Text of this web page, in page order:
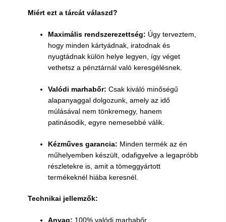
Miért ezt a tárcát válaszd?
Maximális rendszerezettség: Úgy terveztem,
hogy minden kártyádnak, iratodnak és
nyugtádnak külön helye legyen, így véget
vethetsz a pénztárnál való keresgélésnek.
Valódi marhabőr: Csak kiváló minőségű
alapanyaggal dolgozunk, amely az idő
múlásával nem tönkremegy, hanem
patinásodik, egyre nemesebbé válik.
Kézműves garancia: Minden termék az én
műhelyemben készült, odafigyelve a legapróbb
részletekre is, amit a tömeggyártott
termékeknél hiába keresnél.
Technikai jellemzők:
Anyag: 100% valódi marhabőr.